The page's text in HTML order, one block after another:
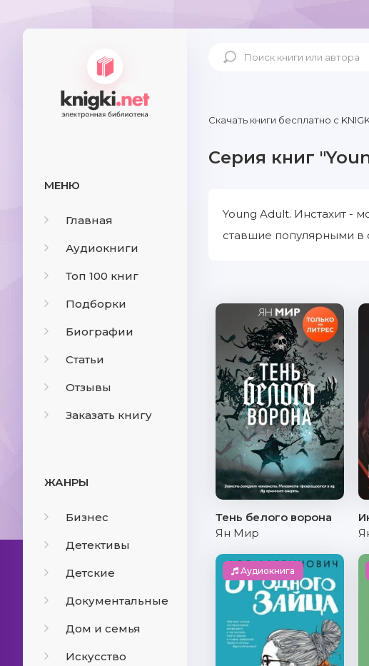
МЕНЮ
Главная
Аудиокниги
Топ 100 книг
Подборки
Биографии
Статьи
Отзывы
Заказать книгу
ЖАНРЫ
Бизнес
Детективы
Детские
Документальные
Дом и семья
Искусство
Скачать книги бесплатно c
Серия книг
Young Adult. Инстахит -
ставшие популярными в
Тень белого ворона
Ян Мир
Аудиокнига